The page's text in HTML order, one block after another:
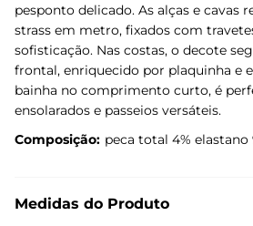
pesponto delicado. As alças e cavas
strass em metro, fixados com
sofisticação. Nas costas, o decote
frontal, enriquecido por plaquinha e
bainha no comprimento curto, é
ensolarados e passeios versáteis.
Composição: peca total 4% elastano
Medidas do Produto